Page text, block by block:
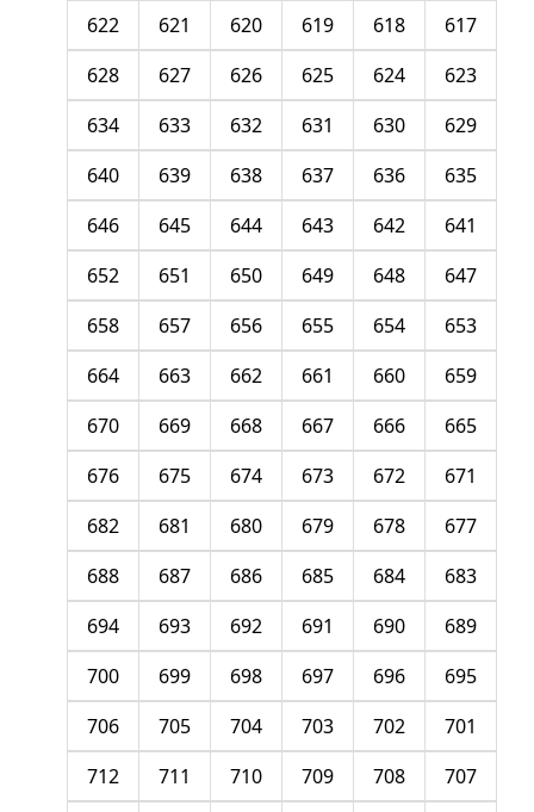
617
618
619
620
621
622
623
624
625
626
627
628
629
630
631
632
633
634
635
636
637
638
639
640
641
642
643
644
645
646
647
648
649
650
651
652
653
654
655
656
657
658
659
660
661
662
663
664
665
666
667
668
669
670
671
672
673
674
675
676
677
678
679
680
681
682
683
684
685
686
687
688
689
690
691
692
693
694
695
696
697
698
699
700
701
702
703
704
705
706
707
708
709
710
711
712